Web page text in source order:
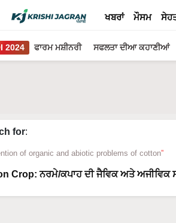
ਖਬਰਾਂ ਮੌਸਮ
2024 ਫਾਰਮ ਮਸ਼ੀਨਰੀ ਸਫਲਤਾ ਦੀਆ ਕਹਾਣੀਆਂ
for:
of organic and abiotic problems of cotton
Crop: ਨਰਮੇ/ਕਪਾਹ ਦੀ ਜੈਵਿਕ ਅਤੇ ਅਜੀਵਿਕ